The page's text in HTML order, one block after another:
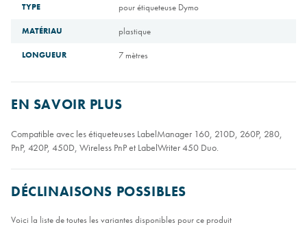
TYPE pour étiqueteuse Dymo
MATÉRIAU plastique
LONGUEUR 7 mètres
EN SAVOIR PLUS
Compatible avec les étiqueteuses LabelManager 160, 210D, 260P, 280,
PnP, 420P, 450D, Wireless PnP et LabelWriter 450 Duo.
DÉCLINAISONS POSSIBLES
Voici la liste de toutes les variantes disponibles pour ce produit